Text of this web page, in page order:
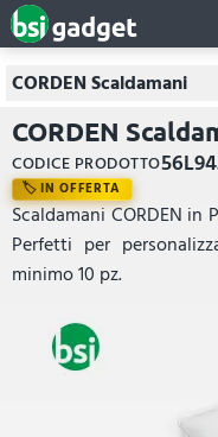
CORDEN Scaldamani
CORDEN
CODICE PRODOTTO
IN OFFERTA
Scaldamani CORDEN
Perfetti per
minimo 10 pz.